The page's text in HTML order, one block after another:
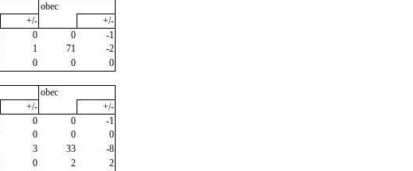
obec
+/-
+/-
0 0
-1
1 71
-2
0 0
0
obec
+/-
+/-
0 0
-1
0 0
0
3 33
-8
0 2
2